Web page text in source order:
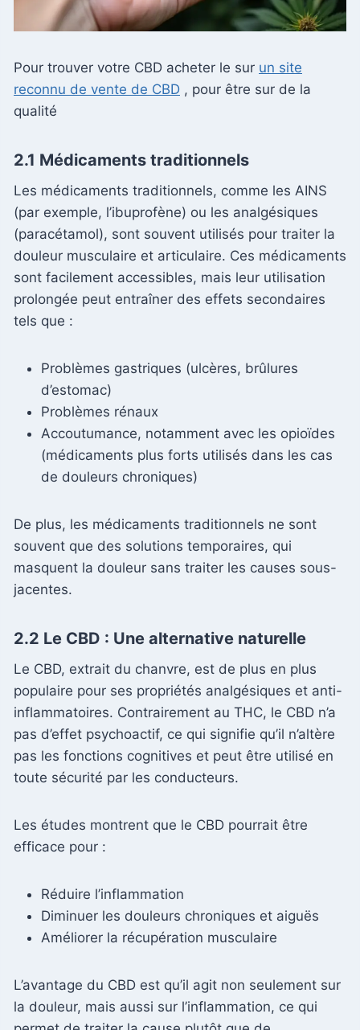
Pour trouver votre CBD acheter le sur un site
reconnu de vente de CBD , pour être sur de la
qualité
2.1 Médicaments traditionnels
Les médicaments traditionnels, comme les AINS
(par exemple, l’ibuprofène) ou les analgésiques
(paracétamol), sont souvent utilisés pour traiter la
douleur musculaire et articulaire. Ces médicaments
sont facilement accessibles, mais leur utilisation
prolongée peut entraîner des effets secondaires
tels que :
Problèmes gastriques (ulcères, brûlures
d’estomac)
Problèmes rénaux
Accoutumance, notamment avec les opioïdes
(médicaments plus forts utilisés dans les cas
de douleurs chroniques)
De plus, les médicaments traditionnels ne sont
souvent que des solutions temporaires, qui
masquent la douleur sans traiter les causes sous-
jacentes.
2.2 Le CBD : Une alternative naturelle
Le CBD, extrait du chanvre, est de plus en plus
populaire pour ses propriétés analgésiques et anti-
inflammatoires. Contrairement au THC, le CBD n’a
pas d’effet psychoactif, ce qui signifie qu’il n’altère
pas les fonctions cognitives et peut être utilisé en
toute sécurité par les conducteurs.
Les études montrent que le CBD pourrait être
efficace pour :
Réduire l’inflammation
Diminuer les douleurs chroniques et aiguës
Améliorer la récupération musculaire
L’avantage du CBD est qu’il agit non seulement sur
la douleur, mais aussi sur l’inflammation, ce qui